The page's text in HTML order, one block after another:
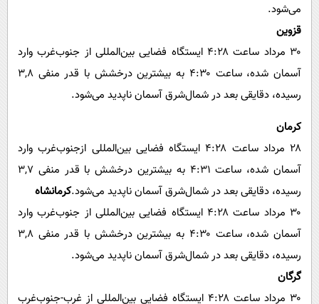
می‌شود.
قزوین
۳۰ مرداد ساعت ۴:۲۸ ایستگاه فضایی بین‌المللی از‌ جنوب‌غرب وارد
آسمان شده، ساعت ۴:۳۰ به بیشترین درخشش با قدر منفی ۳,۸
رسیده، دقایقی بعد در شمال‌شرق آسمان ناپدید می‌شود.
کرمان
۲۸ مرداد ساعت ۴:۲۸ ایستگاه فضایی بین‌المللی ازجنوب‌غرب وارد
آسمان شده، ساعت ۴:۳۱ به بیشترین درخشش با قدر منفی ۳,۷
رسیده، دقایقی بعد در شمال‌شرق آسمان ناپدید می‌شود.کرمانشاه
۳۰ مرداد ساعت ۴:۲۸ ایستگاه فضایی بین‌المللی از‌ جنوب‌غرب وارد
آسمان شده، ساعت ۴:۳۰ به بیشترین درخشش با قدر منفی ۳,۸
رسیده، دقایقی بعد در شمال‌شرق آسمان ناپدید می‌شود.
گرگان
۳۰ مرداد ساعت ۴:۲۸ ایستگاه فضایی بین‌المللی از‌ غرب-جنوب‌غرب